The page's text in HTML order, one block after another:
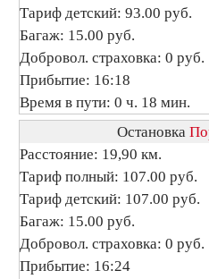
Тариф детский: 93.00 руб.
Багаж: 15.00 руб.
Добровол. страховка: 0 руб.
Прибытие: 16:18
Время в пути: 0 ч. 18 мин.
Остановка
Расстояние: 19,90 км.
Тариф полный: 107.00 руб.
Тариф детский: 107.00 руб.
Багаж: 15.00 руб.
Добровол. страховка: 0 руб.
Прибытие: 16:24